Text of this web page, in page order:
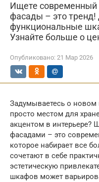
Ищете
фасады – это
функциональные
Узнайте больше о
Опубликовано: 21 Мар 2026
Задумываетесь о новом
просто местом для
акцентом в
фасадами – это
которое набирает все
сочетают в себе
эстетическую
шкафов может